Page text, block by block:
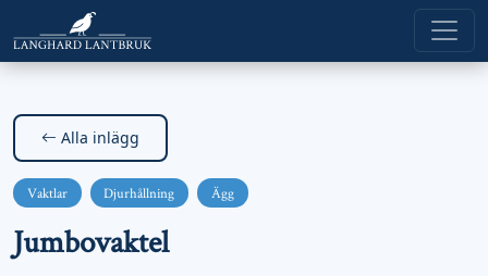
Alla inlägg
Vaktlar Djurhållning Ägg
Jumbovaktel